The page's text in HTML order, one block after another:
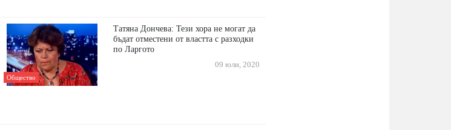
Общество
Татяна Дончева: Тези хора не могат да
бъдат отместени от властта с разходки
по Ларгото
09 юли, 2020